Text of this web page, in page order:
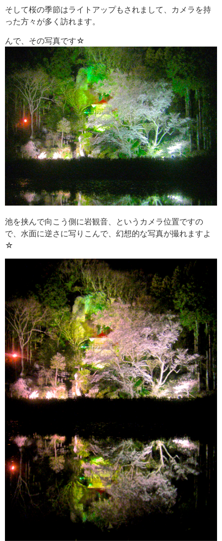
そして桜の季節はライトアップもされまして、カメラを持
った方々が多く訪れます。
んで、その写真です☆
池を挟んで向こう側に岩観音、というカメラ位置ですの
で、水面に逆さに写りこんで、幻想的な写真が撮れますよ
☆